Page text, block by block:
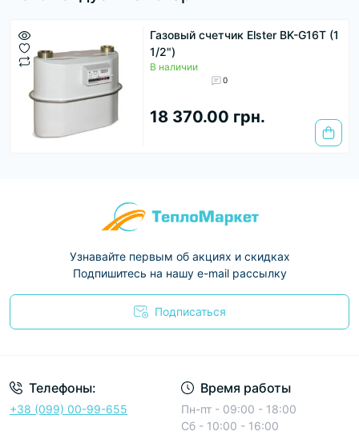
Газовый счетчик Elster BK-G16T (1
1/2")
В наличии
0
18 370.00 грн.
Узнавайте первым об акциях и скидках
Подпишитесь на нашу e-mail рассылку
Подписаться
Телефоны:
+38 (099) 00-99-655
Время работы
Пн-пт - 09:00 - 18:00
Сб - 10:00 - 16:00